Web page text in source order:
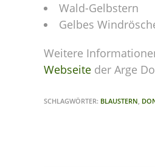
Wald-Gelbstern
Gelbes
Weitere
Webseite der Arge
SCHLAGWÖRTER: BLAUSTERN,